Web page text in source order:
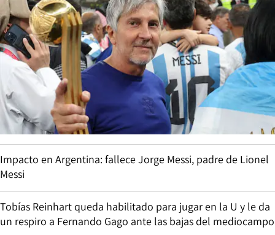
Impacto en Argentina: fallece Jorge Messi, padre de Lionel
Messi
Tobías Reinhart queda habilitado para jugar en la U y le da
un respiro a Fernando Gago ante las bajas del mediocampo